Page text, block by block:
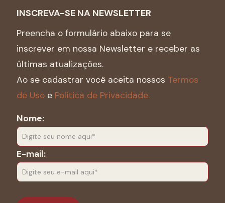
INSCREVA-SE NA NEWSLETTER
Preencha o formulário abaixo para se
inscrever em nossa Newsletter e receber as
últimas atualizações.
Ao se cadastrar você aceita nossos Termos
de Uso e Politica de Privacidade.
Nome:
E-mail: